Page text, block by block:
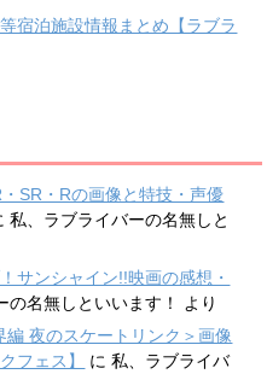
宿泊施設情報まとめ【ラブラ
SR・Rの画像と特技・声優
私、ラブライバーの名無しと
サンシャイン!!映画の感想・
の名無しといいます！
より
夜のスケートリンク＞画像
フェス】
に私、ラブライバ